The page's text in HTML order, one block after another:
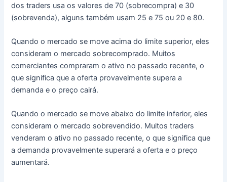
dos traders usa os valores de 70 (sobrecompra) e 30
(sobrevenda), alguns também usam 25 e 75 ou 20 e 80.
Quando o mercado se move acima do limite superior, eles
consideram o mercado sobrecomprado. Muitos
comerciantes compraram o ativo no passado recente, o
que significa que a oferta provavelmente supera a
demanda e o preço cairá.
Quando o mercado se move abaixo do limite inferior, eles
consideram o mercado sobrevendido. Muitos traders
venderam o ativo no passado recente, o que significa que
a demanda provavelmente superará a oferta e o preço
aumentará.